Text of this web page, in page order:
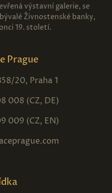
výstavní galerie, se
Živnostenské banky,
19. století.
Prague
20, Praha 1
008 (CZ, DE)
009 (CZ, EN)